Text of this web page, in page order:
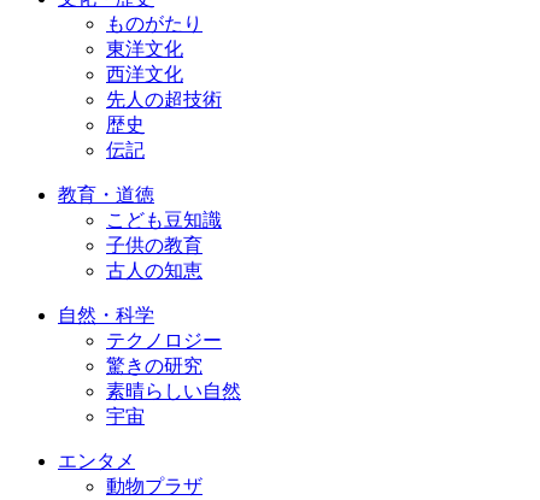
ものがたり
東洋文化
西洋文化
先人の超技術
歴史
伝記
教育・道徳
こども豆知識
子供の教育
古人の知恵
自然・科学
テクノロジー
驚きの研究
素晴らしい自然
宇宙
エンタメ
動物プラザ